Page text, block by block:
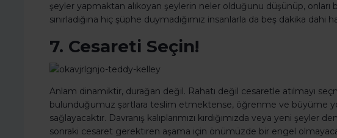
şeyler yapmaktan alıkoyan şeylerin neler olduğunu düşünüp, onları
sınırladığına hiç şüphe duymadığımız insanlarla da beş dakika dahi
7. Cesareti Seçin!
Anlam dinamiktir, durağan değil. Rahatı değil cesaretle atılmayı
bulunduğumuz şartlara teslim etmektense, öğrenme ve büyüme
sağlayacaktır. Davranış kalıplarımızı kırdığımızda veya yeni şeyler
sonraki cesaret gerektiren aşama için önümüzde bir engel